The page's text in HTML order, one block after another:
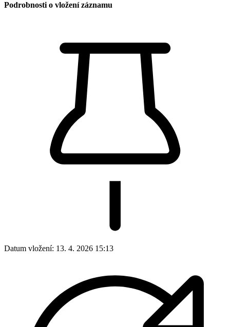
Podrobnosti o vložení záznamu
Datum vložení: 13. 4. 2026 15:13